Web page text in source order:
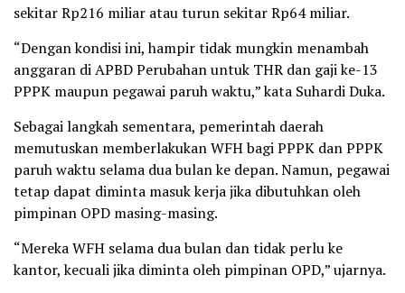
sekitar Rp216 miliar atau turun sekitar Rp64 miliar.
“Dengan kondisi ini, hampir tidak mungkin menambah
anggaran di APBD Perubahan untuk THR dan gaji ke-13
PPPK maupun pegawai paruh waktu,” kata Suhardi Duka.
Sebagai langkah sementara, pemerintah daerah
memutuskan memberlakukan WFH bagi PPPK dan PPPK
paruh waktu selama dua bulan ke depan. Namun, pegawai
tetap dapat diminta masuk kerja jika dibutuhkan oleh
pimpinan OPD masing-masing.
“Mereka WFH selama dua bulan dan tidak perlu ke
kantor, kecuali jika diminta oleh pimpinan OPD,” ujarnya.